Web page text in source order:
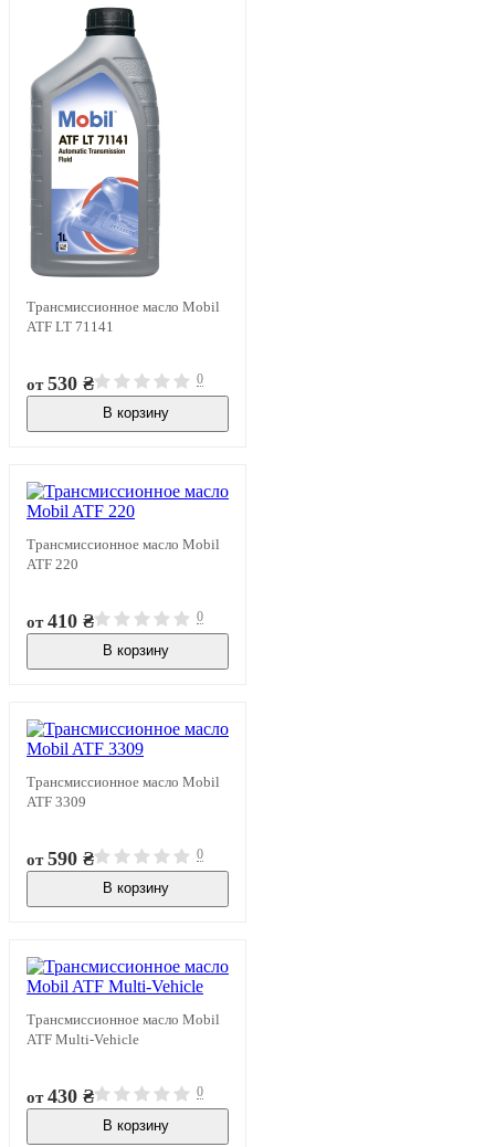
Трансмиссионное масло Mobil
ATF LT 71141
от530 ₴ 0
В корзину
Трансмиссионное масло Mobil
ATF 220
от410 ₴ 0
В корзину
Трансмиссионное масло Mobil
ATF 3309
от590 ₴ 0
В корзину
Трансмиссионное масло Mobil
ATF Multi-Vehicle
от430 ₴ 0
В корзину